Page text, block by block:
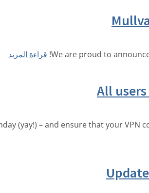
We are proud to قراءة المزيد
All
(yay!) – and ensure that your VPN